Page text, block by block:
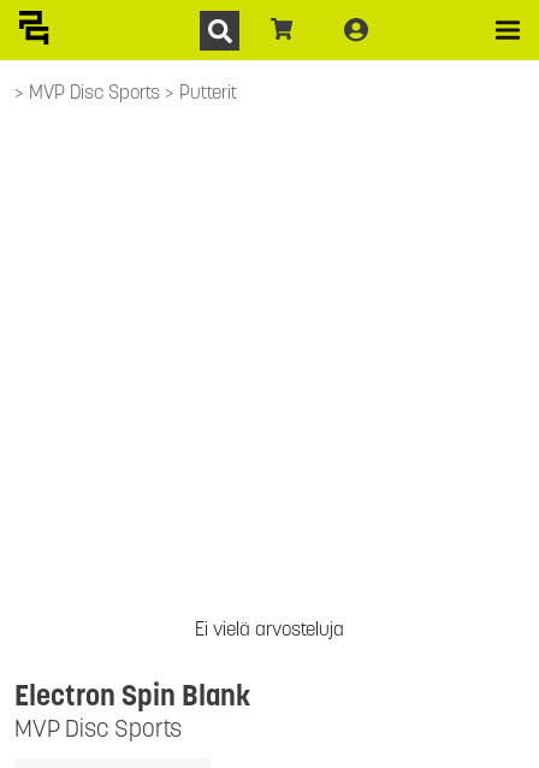
MVP Disc Sports Putterit
Ei vielä arvosteluja
MVP Disc Sports
Electron Spin Blank